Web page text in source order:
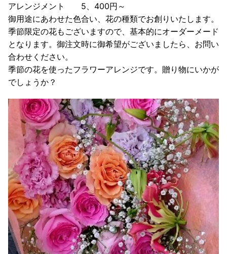
アレンジメント 5、400円～
御用途にあわせた色合い、花の種類でお創りいたします。
季節限定の花もございますので、基本的にオーダーメード
となります。御注文時に御希望がございましたら、お問い
合わせください。
季節の花を使ったフラワーアレンジです。贈り物にいかが
でしょうか？